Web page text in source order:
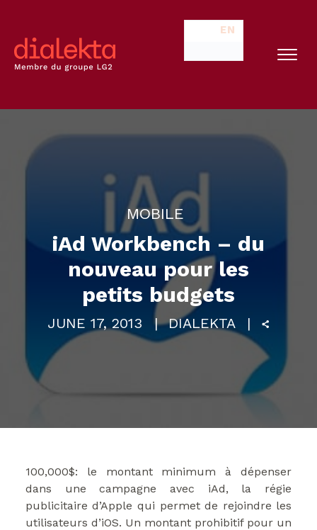
EN
MOBILE
iAd Workbench – du
nouveau pour les
petits budgets
JUNE 17, 2013 DIALEKTA
100,000$: le montant minimum à dépenser
dans une campagne avec iAd, la régie
publicitaire d’Apple qui permet de rejoindre les
utilisateurs d’iOS. Un montant prohibitif pour un